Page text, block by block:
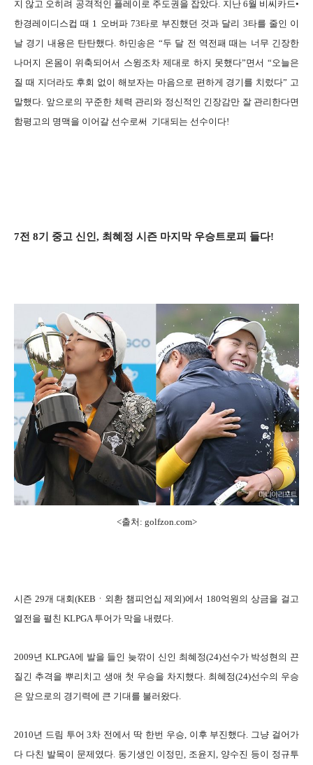
지 않고 오히려 공격적인 플레이로 주도권을 잡았다. 지난 6월 비씨카드•
한경레이디스컵 때 1 오버파 73타로 부진했던 것과 달리 3타를 줄인 이
날 경기 내용은 탄탄했다. 하민송은 “두 달 전 역전패 때는 너무 긴장한
나머지 온몸이 위축되어서 스윙조차 제대로 하지 못했다”면서 “오늘은
질 때 지더라도 후회 없이 해보자는 마음으로 편하게 경기를 치렀다” 고
말했다. 앞으로의 꾸준한 체력 관리와 정신적인 긴장감만 잘 관리한다면
함평고의 명맥을 이어갈 선수로써 기대되는 선수이다!
7전 8기 중고 신인, 최혜정 시즌 마지막 우승트로피 들다!
<출처: golfzon.com>
시즌 29개 대회(KEBㆍ외환 챔피언십 제외)에서 180억원의 상금을 걸고
열전을 펼친 KLPGA 투어가 막을 내렸다.
2009년 KLPGA에 발을 들인 늦깎이 신인 최혜정(24)선수가 박성현의 끈
질긴 추격을 뿌리치고 생애 첫 우승을 차지했다. 최혜정(24)선수의 우승
은 앞으로의 경기력에 큰 기대를 불러왔다.
2010년 드림 투어 3차 전에서 딱 한번 우승, 이후 부진했다. 그냥 걸어가
다 다친 발목이 문제였다. 동기생인 이정민, 조윤지, 양수진 등이 정규투